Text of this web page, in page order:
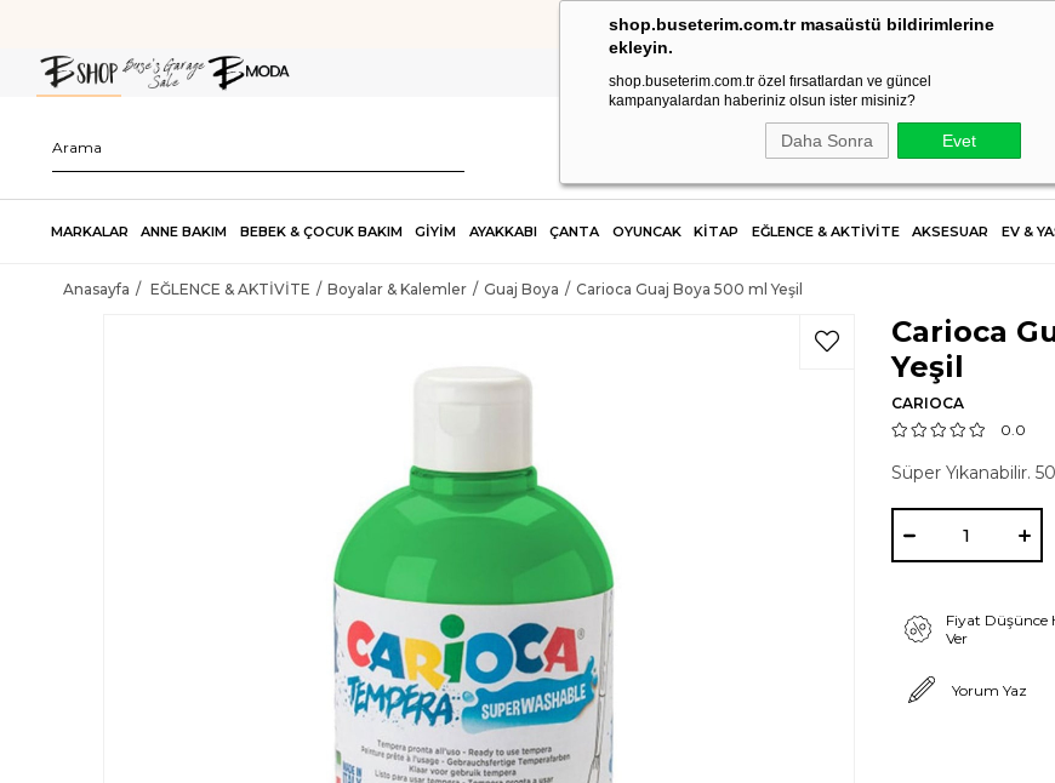
shop.buseterim.com.tr masaüstü bildirimlerine
ekleyin.
shop.buseterim.com.tr özel fırsatlardan ve güncel
kampanyalardan haberiniz olsun ister misiniz?
Daha Sonra Evet
YENİ ÜYELİKLERDE %10 İNDİRİM FIRSATI "NEW10"
MARKALAR ANNE BAKIM BEBEK & ÇOCUK BAKIM GİYİM AYAKKABI ÇANTA OYUNCAK KİTAP EĞLENCE & AKTİVİTE AKSESUAR EV &
Anasayfa EĞLENCE & AKTİVİTE Boyalar & Kalemler Guaj Boya Carioca Guaj Boya 500 ml Yeşil
Carioca
Yeşil
CARIOCA
0.0
Süper Yıkanabilir.
Fiyat Düşünce
Ver
Yorum Yaz